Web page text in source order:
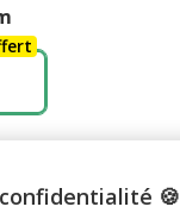
🍪